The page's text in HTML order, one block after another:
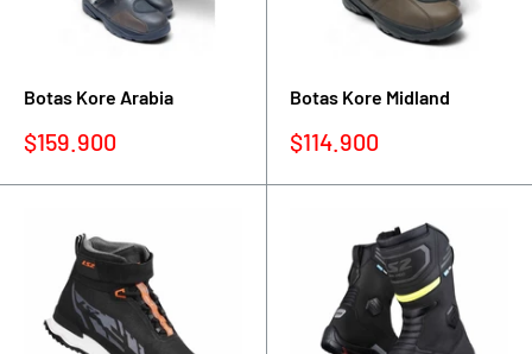
Botas Kore Arabia
Precio
venta
$159.900
Botas Kore Midland
Precio
venta
$114.900